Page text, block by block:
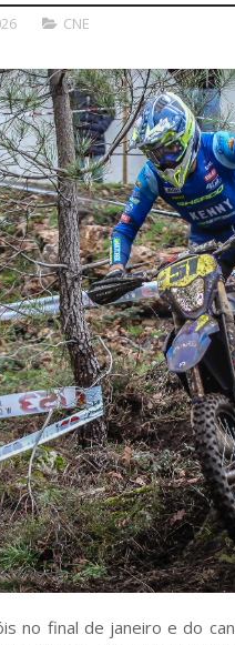
CNE
no final de janeiro e do